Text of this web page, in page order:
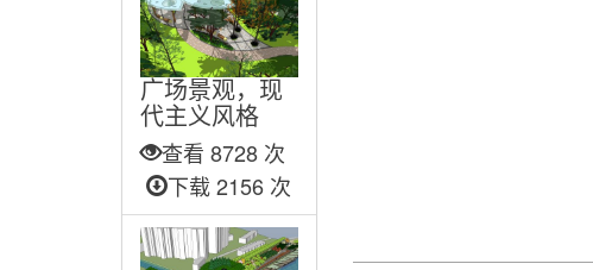
广场景观，现
代主义风格
查看 8728 次
下载 2156 次